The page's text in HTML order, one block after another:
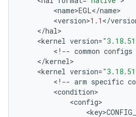
<name>EGL</name>
<version>1.1 </
</hal>
<kernel version=
< ! -- common configs
</kernel>
<kernel version=
< ! -- arm specific
<condition>
<config>
<key>